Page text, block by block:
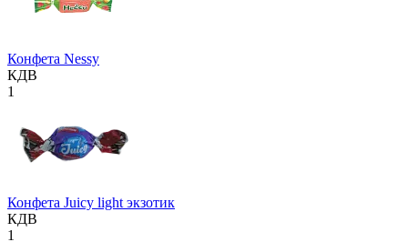
Конфета Nessy
КДВ
1
Конфета Juicy light экзотик
КДВ
1